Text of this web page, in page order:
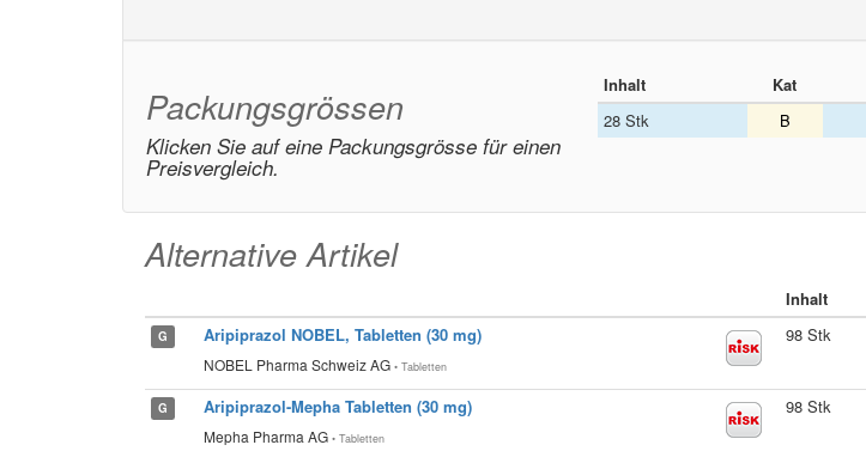
Packungsgrössen
Klicken Sie auf eine Packungsgrösse für einen
Preisvergleich.
Inhalt Kat
28 Stk
B
Alternative Artikel
Inhalt
G Aripiprazol NOBEL, Tabletten (30 mg)
NOBEL Pharma Schweiz AG • Tabletten
98 Stk
G Aripiprazol-Mepha Tabletten (30 mg)
Mepha Pharma AG • Tabletten
98 Stk